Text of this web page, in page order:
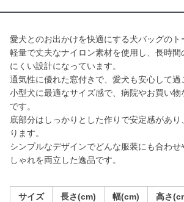
愛犬とのお出かけを快適にする犬バッグのト
軽量で丈夫なナイロン素材を使用し、長時
にくい設計になっています。
通気性に優れた窓付きで、愛犬も安心して過
小型犬に最適なサイズ感で、病院やお買い物
です。
底部分はしっかりとした作りで安定感があ
ります。
シンプルなデザインでどんな服装にも合わせ
しゃれを両立した逸品です。
サイズ 長さ(cm) 幅(cm) 高さ